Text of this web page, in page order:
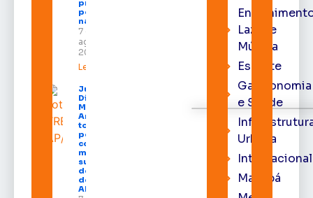
procura
por hotéis
na capital
7 de
agosto de
2026
Leia mais »
Juiz
Diego
Moura de
Araújo
toma
posse
como
membro
substituto
do Pleno
do TRE-
AP
Lazer e
Música
Esporte
Gastronomia
e Saúde
Urbana
Internacional
Macapá